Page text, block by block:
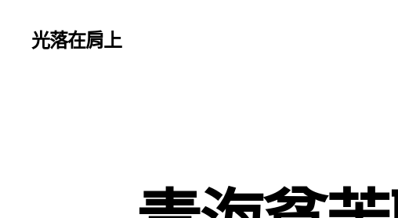
光落在肩上